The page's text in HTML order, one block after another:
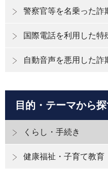
警察官等を名乗った詐
国際電話を利用した特
自動音声を悪用した詐
目的・テーマから
くらし・手続き
健康福祉・子育て教育